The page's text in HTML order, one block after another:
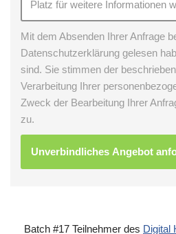
Mit dem Absenden Ihrer Anfrage
Datenschutzerklärung gelesen
sind. Sie stimmen der
Verarbeitung Ihrer
Zweck der Bearbeitung Ihrer
zu.
Batch #17 Teilnehmer des Digital